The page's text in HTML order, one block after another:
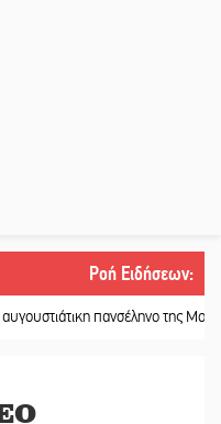
Ροή Ειδήσεων:
πανσέληνο της